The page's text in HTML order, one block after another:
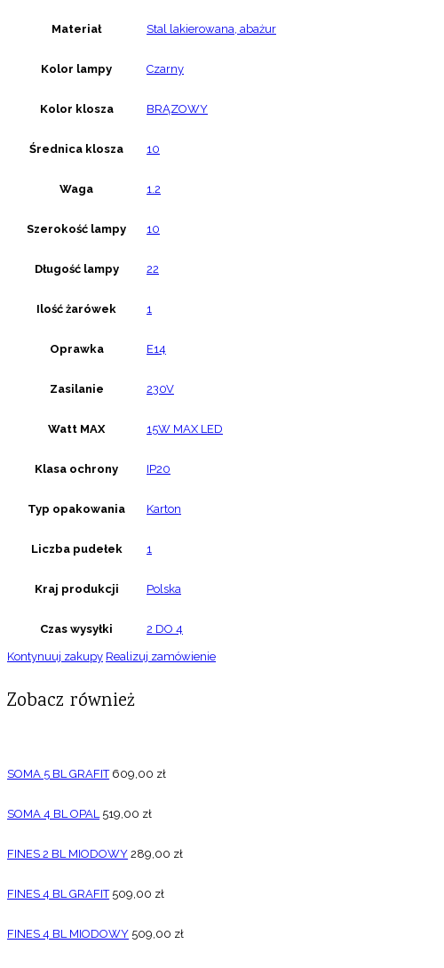
Materiał Stal lakierowana, abażur
Kolor lampy Czarny
Kolor klosza BRĄZOWY
Średnica klosza 10
Waga 1.2
Szerokość lampy 10
Długość lampy 22
Ilość żarówek 1
Oprawka E14
Zasilanie 230V
Watt MAX 15W MAX LED
Klasa ochrony IP20
Typ opakowania Karton
Liczba pudełek 1
Kraj produkcji Polska
Czas wysyłki 2 DO 4
Kontynuuj zakupy Realizuj zamówienie
Zobacz również
SOMA 5 BL GRAFIT 609,00 zł
SOMA 4 BL OPAL 519,00 zł
FINES 2 BL MIODOWY 289,00 zł
FINES 4 BL GRAFIT 509,00 zł
FINES 4 BL MIODOWY 509,00 zł